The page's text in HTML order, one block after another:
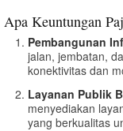
Apa Keuntungan
Pembangunan
jalan, jembatan,
konektivitas dan
Layanan Publik
menyediakan
yang berkualitas